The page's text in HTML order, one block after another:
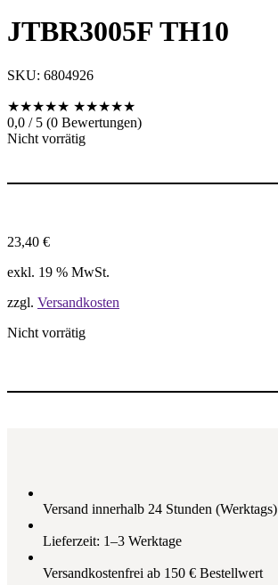
JTBR3005F TH10
SKU: 6804926
★★★★★ ★★★★★
0,0 / 5 (0 Bewertungen)
Nicht vorrätig
23,40 €
exkl. 19 % MwSt.
zzgl. Versandkosten
Nicht vorrätig
Versand innerhalb 24 Stunden (Werktags)
Lieferzeit: 1–3 Werktage
Versandkostenfrei ab 150 € Bestellwert